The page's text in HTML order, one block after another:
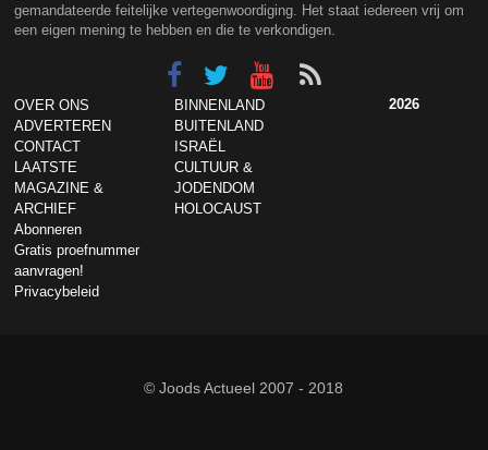
gemandateerde feitelijke vertegenwoordiging. Het staat iedereen vrij om
een eigen mening te hebben en die te verkondigen.
OVER ONS
ADVERTEREN
CONTACT
LAATSTE
MAGAZINE &
ARCHIEF
Abonneren
Gratis proefnummer
aanvragen!
Privacybeleid
BINNENLAND
BUITENLAND
ISRAËL
CULTUUR &
JODENDOM
HOLOCAUST
2026
© Joods Actueel 2007 - 2018